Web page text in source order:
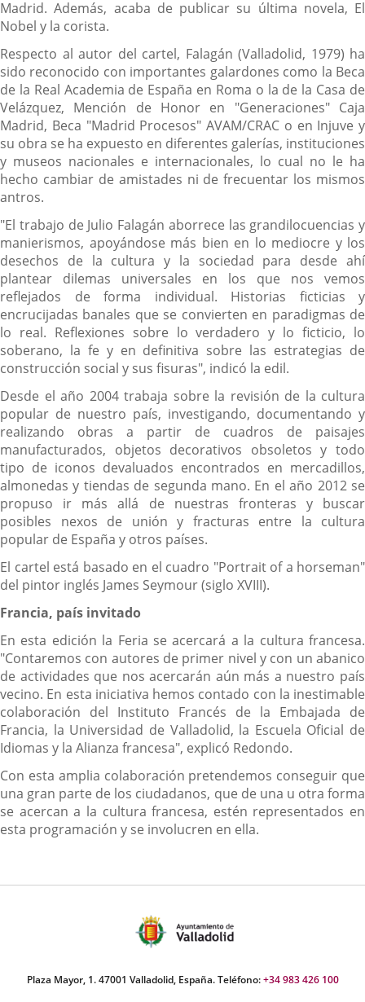
Madrid. Además, acaba de publicar su última novela, El
Nobel y la corista.
Respecto al autor del cartel, Falagán (Valladolid, 1979) ha
sido reconocido con importantes galardones como la Beca
de la Real Academia de España en Roma o la de la Casa de
Velázquez, Mención de Honor en "Generaciones" Caja
Madrid, Beca "Madrid Procesos" AVAM/CRAC o en Injuve y
su obra se ha expuesto en diferentes galerías, instituciones
y museos nacionales e internacionales, lo cual no le ha
hecho cambiar de amistades ni de frecuentar los mismos
antros.
"El trabajo de Julio Falagán aborrece las grandilocuencias y
manierismos, apoyándose más bien en lo mediocre y los
desechos de la cultura y la sociedad para desde ahí
plantear dilemas universales en los que nos vemos
reflejados de forma individual. Historias ficticias y
encrucijadas banales que se convierten en paradigmas de
lo real. Reflexiones sobre lo verdadero y lo ficticio, lo
soberano, la fe y en definitiva sobre las estrategias de
construcción social y sus fisuras", indicó la edil.
Desde el año 2004 trabaja sobre la revisión de la cultura
popular de nuestro país, investigando, documentando y
realizando obras a partir de cuadros de paisajes
manufacturados, objetos decorativos obsoletos y todo
tipo de iconos devaluados encontrados en mercadillos,
almonedas y tiendas de segunda mano. En el año 2012 se
propuso ir más allá de nuestras fronteras y buscar
posibles nexos de unión y fracturas entre la cultura
popular de España y otros países.
El cartel está basado en el cuadro "Portrait of a horseman"
del pintor inglés James Seymour (siglo XVIII).
Francia, país invitado
En esta edición la Feria se acercará a la cultura francesa.
"Contaremos con autores de primer nivel y con un abanico
de actividades que nos acercarán aún más a nuestro país
vecino. En esta iniciativa hemos contado con la inestimable
colaboración del Instituto Francés de la Embajada de
Francia, la Universidad de Valladolid, la Escuela Oficial de
Idiomas y la Alianza francesa", explicó Redondo.
Con esta amplia colaboración pretendemos conseguir que
una gran parte de los ciudadanos, que de una u otra forma
se acercan a la cultura francesa, estén representados en
esta programación y se involucren en ella.
Plaza Mayor, 1. 47001 Valladolid, España. Teléfono:+34 983 426 100